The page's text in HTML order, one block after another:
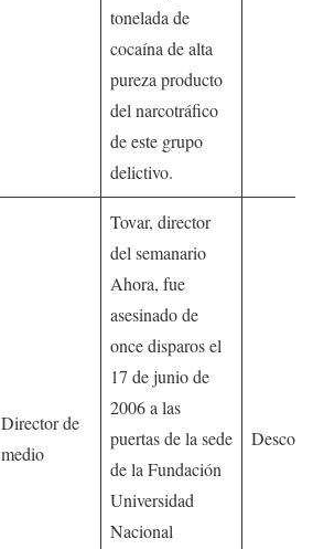
tonelada de
cocaína de alta
pureza producto
del narcotráfico
de este grupo
delictivo.
Director de
medio
Tovar, director
del semanario
Ahora, fue
asesinado de
once disparos el
17 de junio de
2006 a las
puertas de la sede
de la Fundación
Universidad
Nacional